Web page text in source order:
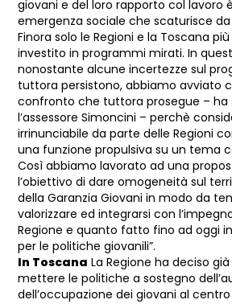
giovani e del loro rapporto col lavoro
emergenza sociale che scaturisce
Finora solo le Regioni e la Toscana
investito in programmi mirati. In
nonostante alcune incertezze sul
tuttora persistono, abbiamo avviato
confronto che tuttora prosegue – ha
l’assessore Simoncini – perchè
irrinunciabile da parte delle Regioni
una funzione propulsiva su un tema
Così abbiamo lavorato ad una
l’obiettivo di dare omogeneità sul
della Garanzia Giovani in modo da
valorizzare ed integrarsi con
Regione e quanto fatto fino ad oggi
per le politiche giovanili”.
In Toscana La Regione ha deciso
mettere le politiche a sostegno
dell’occupazione dei giovani al